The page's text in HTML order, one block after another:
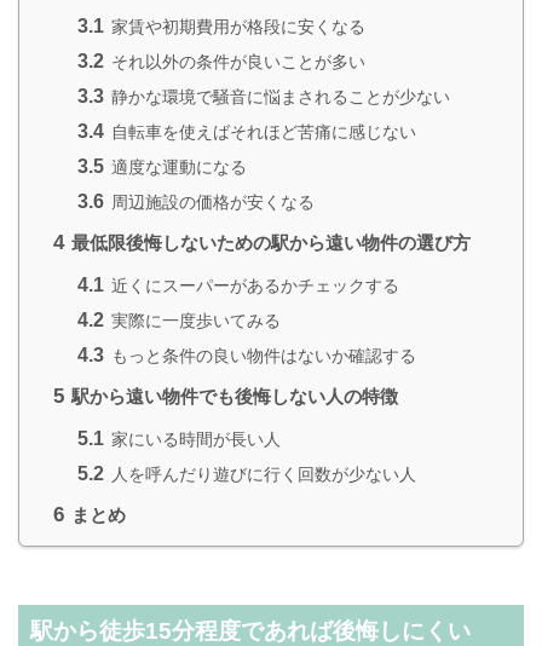
3.1 家賃や初期費用が格段に安くなる
3.2 それ以外の条件が良いことが多い
3.3 静かな環境で騒音に悩まされることが少ない
3.4 自転車を使えばそれほど苦痛に感じない
3.5 適度な運動になる
3.6 周辺施設の価格が安くなる
4 最低限後悔しないための駅から遠い物件の選び方
4.1 近くにスーパーがあるかチェックする
4.2 実際に一度歩いてみる
4.3 もっと条件の良い物件はないか確認する
5 駅から遠い物件でも後悔しない人の特徴
5.1 家にいる時間が長い人
5.2 人を呼んだり遊びに行く回数が少ない人
6 まとめ
駅から徒歩15分程度であれば後悔しにくい